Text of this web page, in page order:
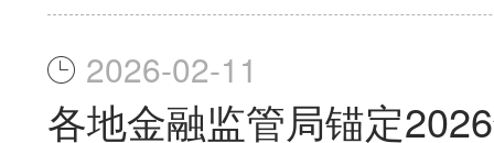
2026-02-11
各地金融监管局锚定